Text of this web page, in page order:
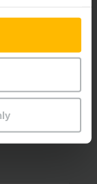
número de
su
que el camino
su
más importantes
y el
trabajo